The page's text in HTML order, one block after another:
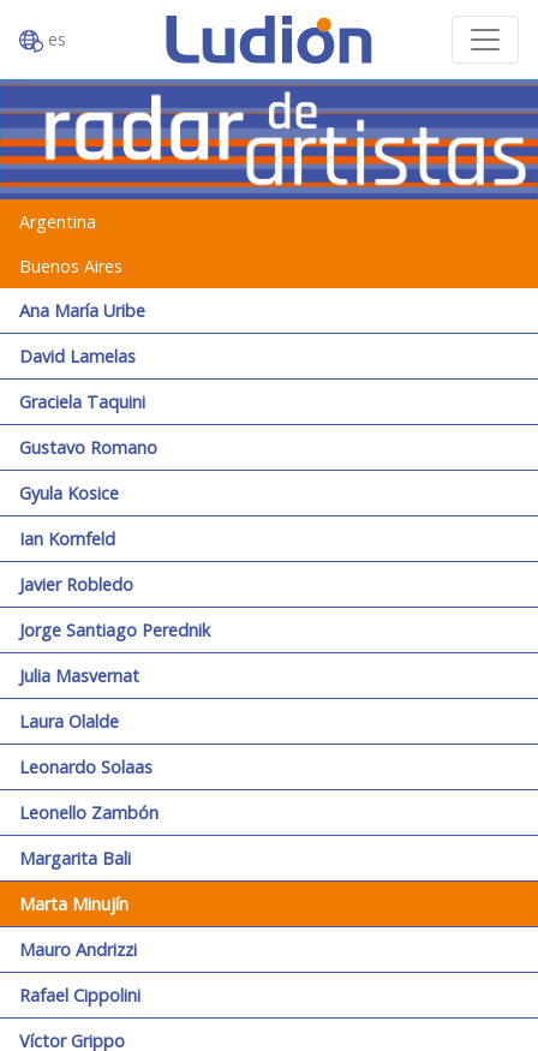
es
Argentina
Buenos Aires
Ana María Uribe
David Lamelas
Graciela Taquini
Gustavo Romano
Gyula Kosice
Ian Kornfeld
Javier Robledo
Jorge Santiago Perednik
Julia Masvernat
Laura Olalde
Leonardo Solaas
Leonello Zambón
Margarita Bali
Marta Minujín
Mauro Andrizzi
Rafael Cippolini
Víctor Grippo